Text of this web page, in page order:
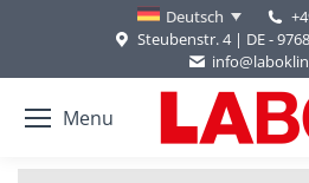
Deutsch
Steubenstr. 4 | DE -
Menu